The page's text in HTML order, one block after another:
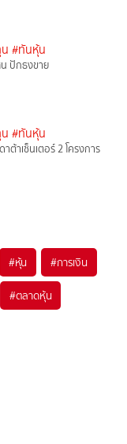
#ทันหุ้น
น ปักธงขาย
#ทันหุ้น
ต้าเซ็นเตอร์ 2 โครงการ
#หุ้น #การเงิน
#ตลาดหุ้น